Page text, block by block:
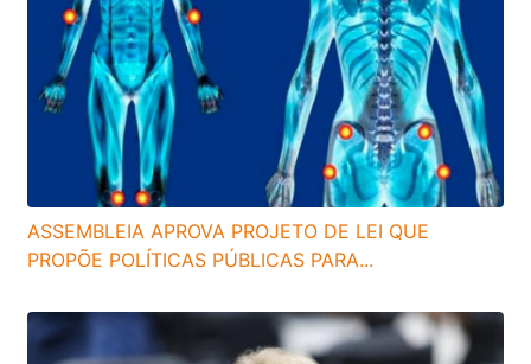
ASSEMBLEIA APROVA PROJETO DE LEI QUE
PROPÕE POLÍTICAS PÚBLICAS PARA...